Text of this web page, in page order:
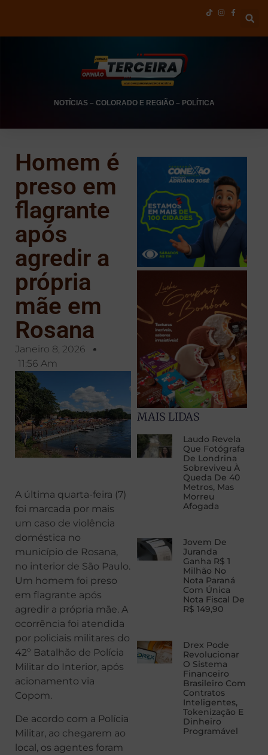
NOTÍCIAS– COLORADO E REGIÃO– POLÍTICA
Homem é
preso em
flagrante
após
agredir a
própria
mãe em
Rosana
Janeiro 8, 2026
11:56 Am
A última quarta-feira (7)
foi marcada por mais
um caso de violência
doméstica no
município de Rosana,
no interior de São Paulo.
Um homem foi preso
em flagrante após
agredir a própria mãe. A
ocorrência foi atendida
por policiais militares do
42º Batalhão de Polícia
Militar do Interior, após
acionamento via
Copom.
De acordo com a Polícia
Militar, ao chegarem ao
local, os agentes foram
MAIS LIDAS
Laudo Revela
Que Fotógrafa
De Londrina
Sobreviveu À
Queda De 40
Metros, Mas
Morreu
Afogada
Jovem De
Juranda
Ganha R$ 1
Milhão No
Nota Paraná
Com Única
Nota Fiscal De
R$ 149,90
Drex Pode
Revolucionar
O Sistema
Financeiro
Brasileiro Com
Contratos
Inteligentes,
Tokenização E
Dinheiro
Programável